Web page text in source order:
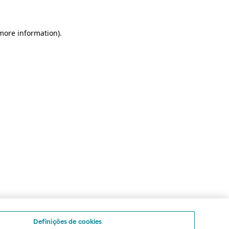
information).
Definições de cookies